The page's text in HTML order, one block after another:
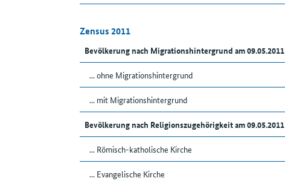
Zensus 2011
Bevölkerung nach Migrationshintergrund am 09.05.2011
... ohne Migrationshintergrund
... mit Migrationshintergrund
Bevölkerung nach Religionszugehörigkeit am 09.05.2011
... Römisch-katholische Kirche
... Evangelische Kirche